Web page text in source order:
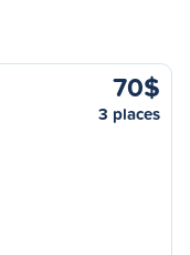
70$
3 places